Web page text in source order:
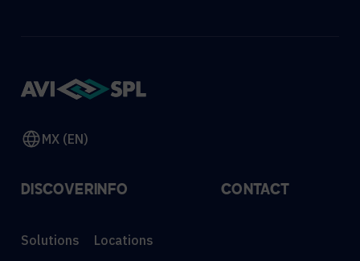
MX (EN)
DISCOVER
Solutions
INFO
Locations
CONTACT